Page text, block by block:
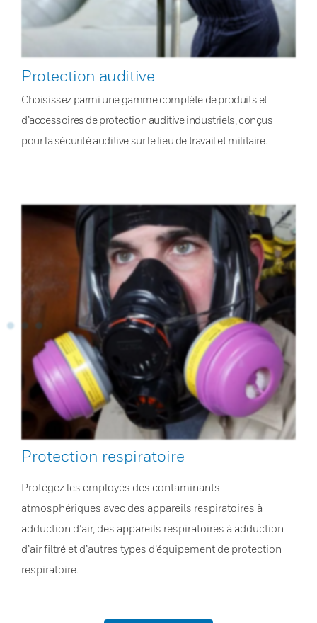
Protection auditive
Choisissez parmi une gamme complète de produits et
d’accessoires de protection auditive industriels, conçus
pour la sécurité auditive sur le lieu de travail et militaire.
Protection respiratoire
Protégez les employés des contaminants
atmosphériques avec des appareils respiratoires à
adduction d’air, des appareils respiratoires à adduction
d’air filtré et d’autres types d’équipement de protection
respiratoire.